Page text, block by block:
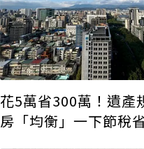
花5萬省300萬！遺產
房「均衡」一下節稅